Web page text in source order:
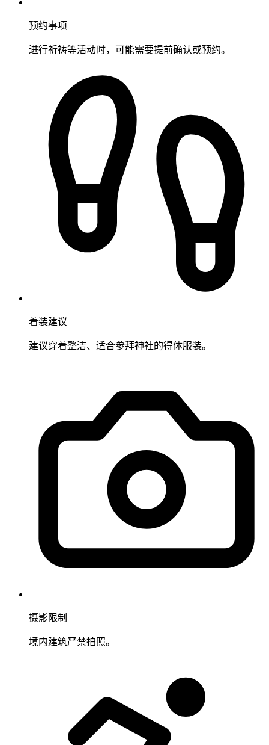
预约事项
进行祈祷等活动时，可能需要提前确认或预约。
着装建议
建议穿着整洁、适合参拜神社的得体服装。
摄影限制
境内建筑严禁拍照。